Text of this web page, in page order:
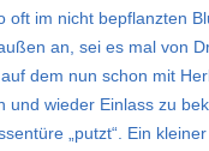
oft im nicht bepflanzten
an, sei es mal von
dem nun schon mit
und wieder Einlass zu
„putzt“. Ein